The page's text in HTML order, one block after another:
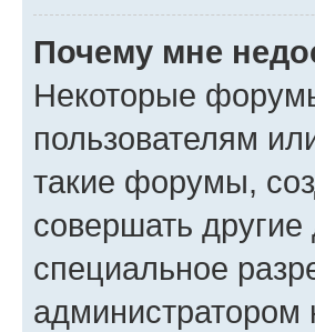
Почему мне
Некоторые
пользователям
такие форумы,
совершать
специальное
администратором